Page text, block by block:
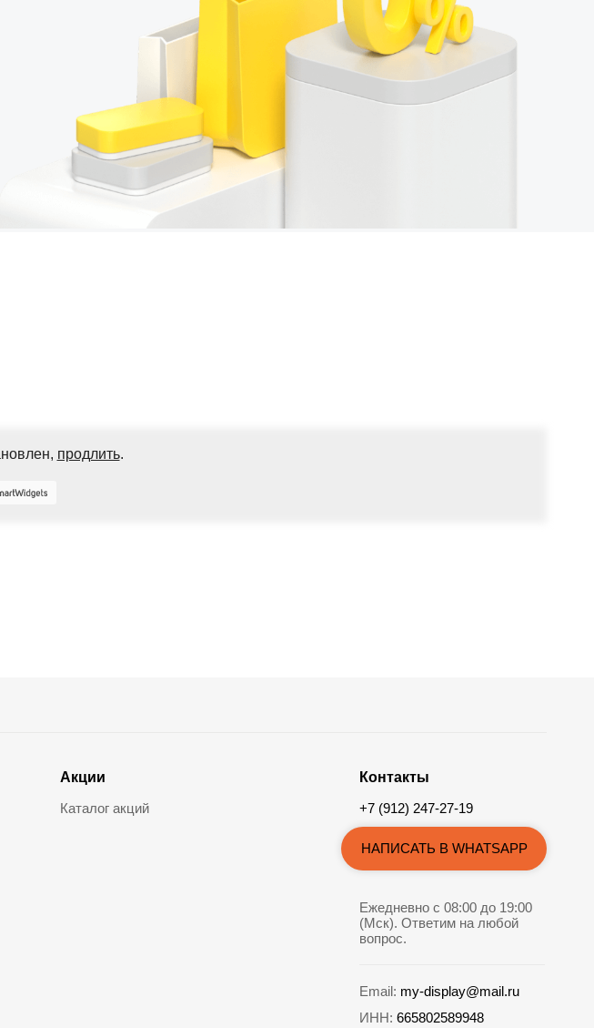
продлить.
Акции
Каталог акций
Контакты
+7 (912) 247-27-19
НАПИСАТЬ В WHATSAPP
Ежедневно с 08:00 до 19:00
(Мск). Ответим на любой
вопрос.
Email: my-display@mail.ru
ИНН: 665802589948